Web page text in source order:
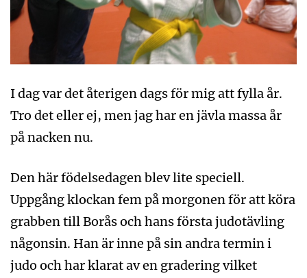
I dag var det återigen dags för mig att fylla år.
Tro det eller ej, men jag har en jävla massa år
på nacken nu.
Den här födelsedagen blev lite speciell.
Uppgång klockan fem på morgonen för att köra
grabben till Borås och hans första judotävling
någonsin. Han är inne på sin andra termin i
judo och har klarat av en gradering vilket